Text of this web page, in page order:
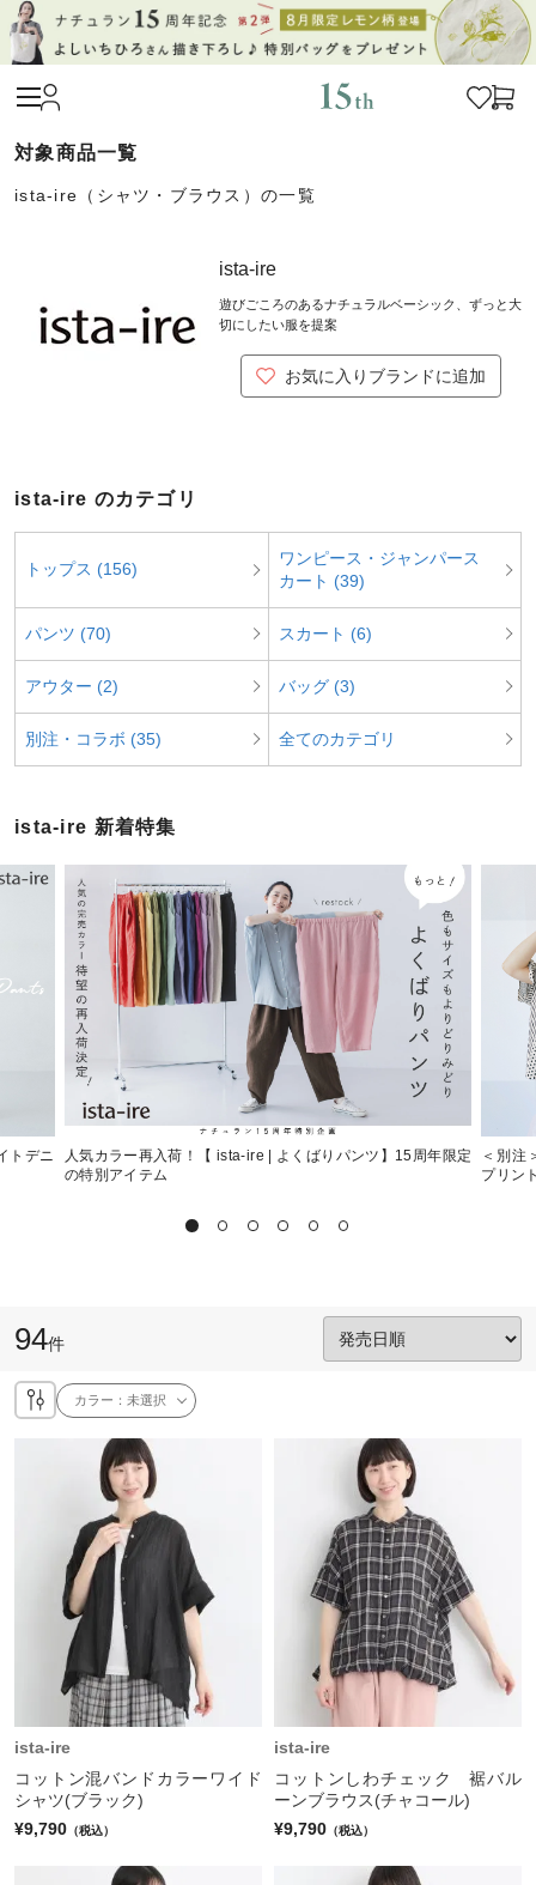
ista-ire（シャツ・ブラウス）の一覧
ista-ire
遊びごころのあるナチュラルベーシック、ずっと大
切にしたい服を提案
お気に入りブランドに追加
ista-ire のカテゴリ
トップス (156)
ワンピース・ジャンパース
カート (39)
パンツ (70) スカート (6)
アウター (2) バッグ (3)
別注・コラボ (35) 全てのカテゴリ
ista-ire 新着特集
トデニ
人気カラー再入荷！【 ista-ire | よくばりパンツ】15周年限定
の特別アイテム
＜別注
プリン
94件
カラー：未選択
ista-ire
コットン混バンドカラーワイド
シャツ(ブラック)
¥9,790 （税込）
ista-ire
コットンしわチェック 裾バル
ーンブラウス(チャコール)
¥9,790 （税込）